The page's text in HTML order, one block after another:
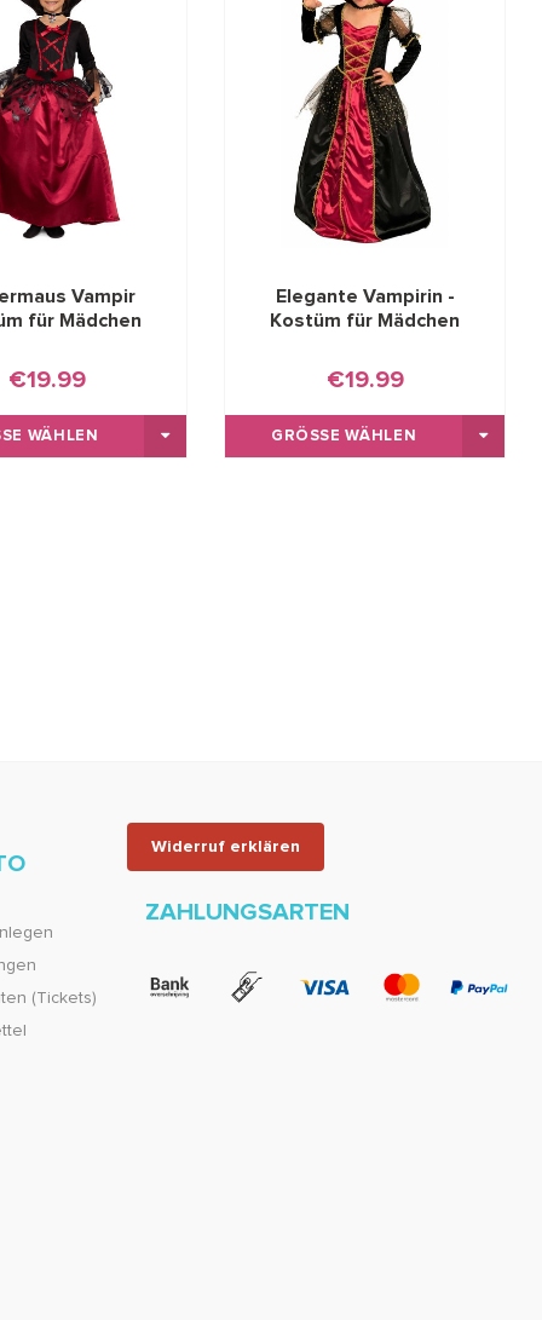
Vampir
für Mädchen
€19.99
WÄHLEN
Elegante Vampirin -
Kostüm für Mädchen
€19.99
GRÖSSE WÄHLEN
Widerruf erklären
(Tickets)
ZAHLUNGSARTEN